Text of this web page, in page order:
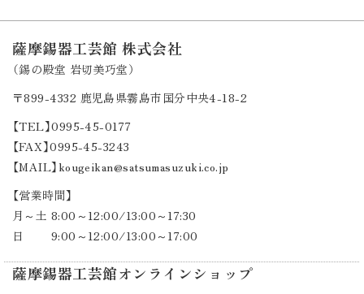
薩摩錫器工芸館 株式会社
（錫の殿堂 岩切美巧堂）
〒899-4332 鹿児島県霧島市国分中央4-18-2
【TEL】0995-45-0177
【FAX】0995-45-3243
【MAIL】kougeikan@satsumasuzuki.co.jp
【営業時間】
月～土 8:00～12:00/13:00～17:30
日 9:00～12:00/13:00～17:00
薩摩錫器工芸館オンラインショップ